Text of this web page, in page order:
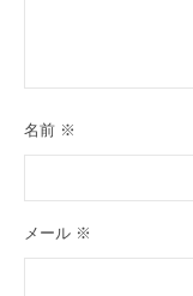
名前 ※
メール ※